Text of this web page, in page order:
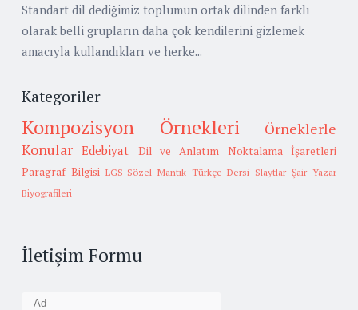
Standart dil dediğimiz toplumun ortak dilinden farklı
olarak belli grupların daha çok kendilerini gizlemek
amacıyla kullandıkları ve herke...
Kategoriler
Kompozisyon Örnekleri
Örneklerle
Konular Edebiyat Dil ve Anlatım
Noktalama İşaretleri
Paragraf Bilgisi LGS-Sözel Mantık Türkçe Dersi Slaytlar Şair Yazar
Biyografileri
İletişim Formu